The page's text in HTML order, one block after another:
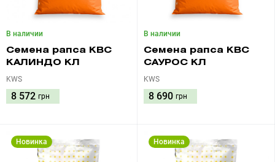
В наличии
Семена рапса КВС
КАЛИНДО КЛ
KWS
8 572 грн
В наличии
Семена рапса КВС
САУРОС КЛ
KWS
8 690 грн
Новинка Новинка